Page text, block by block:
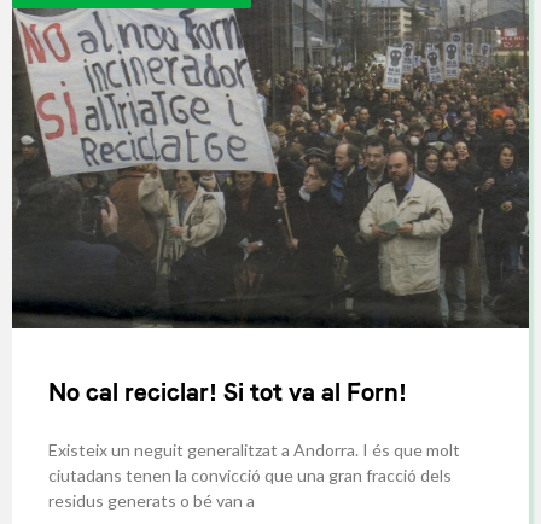
No cal reciclar! Si tot va al Forn!
Existeix un neguit generalitzat a Andorra. I és que molt
ciutadans tenen la convicció que una gran fracció dels
residus generats o bé van a